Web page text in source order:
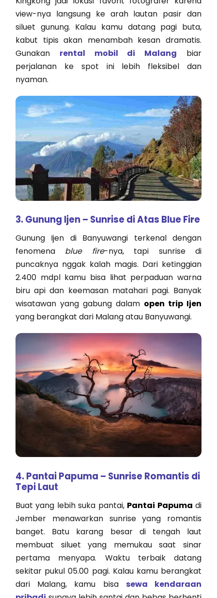
view-nya langsung ke arah lautan pasir dan
siluet gunung. Kalau kamu datang pagi buta,
kabut tipis akan menambah kesan dramatis.
Gunakan rental mobil di Malang biar
perjalanan ke spot ini lebih fleksibel dan
nyaman.
3. Gunung Ijen – Sunrise di Atas Blue Fire
Gunung Ijen di Banyuwangi terkenal dengan
fenomena blue fire-nya, tapi sunrise di
puncaknya nggak kalah magis. Dari ketinggian
2.400 mdpl kamu bisa lihat perpaduan warna
biru api dan keemasan matahari pagi. Banyak
wisatawan yang gabung dalam open trip Ijen
yang berangkat dari Malang atau Banyuwangi.
4. Pantai Papuma – Sunrise Romantis di
Tepi Laut
Buat yang lebih suka pantai, Pantai Papuma di
Jember menawarkan sunrise yang romantis
banget. Batu karang besar di tengah laut
membuat siluet yang memukau saat sinar
pertama menyapa. Waktu terbaik datang
sekitar pukul 05.00 pagi. Kalau kamu berangkat
dari Malang, kamu bisa sewa kendaraan